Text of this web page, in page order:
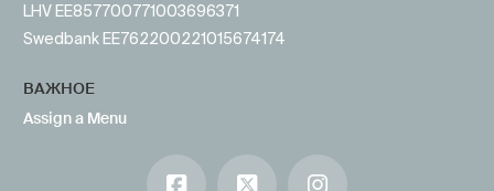
LHV EE857700771003696371
Swedbank EE762200221015674174
ВАЖНОЕ
Assign a Menu